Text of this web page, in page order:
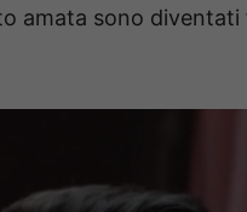
amata sono